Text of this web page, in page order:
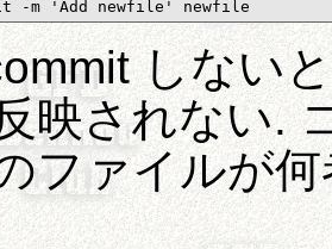
-m 'Add newfile' newfile
しない
映されない.
ファイルが